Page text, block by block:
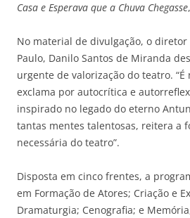
Casa e Esperava que a Chuva Chegasse
No material de divulgação, o diretor
Paulo, Danilo Santos de Miranda
urgente de valorização do teatro.
exclama por autocrítica e
inspirado no legado do eterno
tantas mentes talentosas, reitera a
necessária do teatro”.
Disposta em cinco frentes, a
em Formação de Atores; Criação e
Dramaturgia; Cenografia; e